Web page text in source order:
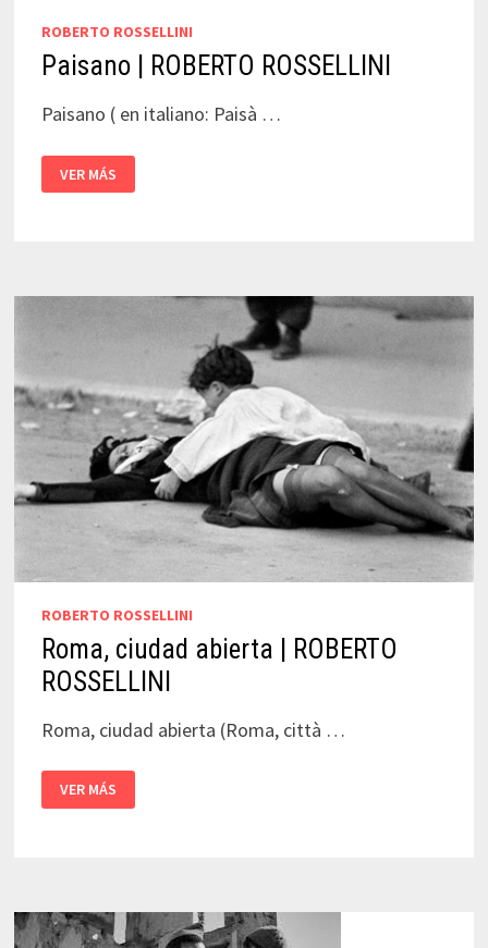
ROBERTO ROSSELLINI
Paisano | ROBERTO ROSSELLINI
Paisano ( en italiano: Paisà …
PAISANO
|
ROBERTO
VER MÁS
ROBERTO ROSSELLINI
Roma, ciudad abierta | ROBERTO
ROSSELLINI
Roma, ciudad abierta (Roma, città …
ROMA,
CIUDAD
ABIERTA
VER MÁS